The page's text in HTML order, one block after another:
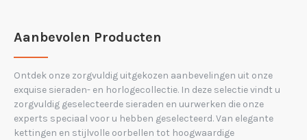
Aanbevolen Producten
Ontdek onze zorgvuldig uitgekozen aanbevelingen uit onze
exquise sieraden- en horlogecollectie. In deze selectie vindt u
zorgvuldig geselecteerde sieraden en uurwerken die onze
experts speciaal voor u hebben geselecteerd. Van elegante
kettingen en stijlvolle oorbellen tot hoogwaardige